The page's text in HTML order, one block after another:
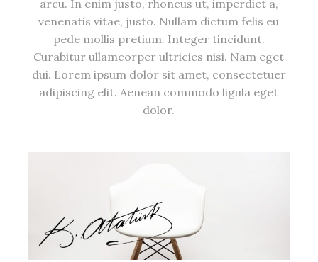
arcu. In enim justo, rhoncus ut, imperdiet a,
venenatis vitae, justo. Nullam dictum felis eu
pede mollis pretium. Integer tincidunt.
Curabitur ullamcorper ultricies nisi. Nam eget
dui. Lorem ipsum dolor sit amet, consectetuer
adipiscing elit. Aenean commodo ligula eget
dolor.